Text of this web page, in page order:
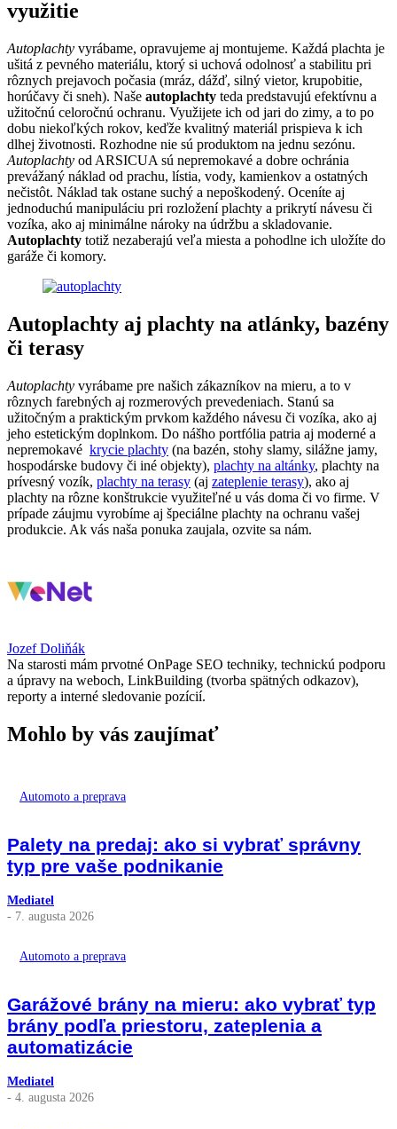
využitie
Autoplachty vyrábame, opravujeme aj montujeme. Každá plachta je
ušitá z pevného materiálu, ktorý si uchová odolnosť a stabilitu pri
rôznych prejavoch počasia (mráz, dážď, silný vietor, krupobitie,
horúčavy či sneh). Naše autoplachty teda predstavujú efektívnu a
užitočnú celoročnú ochranu. Využijete ich od jari do zimy, a to po
dobu niekoľkých rokov, keďže kvalitný materiál prispieva k ich
dlhej životnosti. Rozhodne nie sú produktom na jednu sezónu.
Autoplachty od ARSICUA sú nepremokavé a dobre ochránia
prevážaný náklad od prachu, lístia, vody, kamienkov a ostatných
nečistôt. Náklad tak ostane suchý a nepoškodený. Oceníte aj
jednoduchú manipuláciu pri rozložení plachty a prikrytí návesu či
vozíka, ako aj minimálne nároky na údržbu a skladovanie.
Autoplachty totiž nezaberajú veľa miesta a pohodlne ich uložíte do
garáže či komory.
Autoplachty aj plachty na atlánky, bazény
či terasy
Autoplachty vyrábame pre našich zákazníkov na mieru, a to v
rôznych farebných aj rozmerových prevedeniach. Stanú sa
užitočným a praktickým prvkom každého návesu či vozíka, ako aj
jeho estetickým doplnkom. Do nášho portfólia patria aj moderné a
nepremokavé krycie plachty (na bazén, stohy slamy, silážne jamy,
hospodárske budovy či iné objekty), plachty na altánky, plachty na
prívesný vozík, plachty na terasy (aj zateplenie terasy), ako aj
plachty na rôzne konštrukcie využiteľné u vás doma či vo firme. V
prípade záujmu vyrobíme aj špeciálne plachty na ochranu vašej
produkcie. Ak vás naša ponuka zaujala, ozvite sa nám.
Jozef Doliňák
Na starosti mám prvotné OnPage SEO techniky, technickú podporu
a úpravy na weboch, LinkBuilding (tvorba spätných odkazov),
reporty a interné sledovanie pozícií.
Mohlo by vás zaujímať
Automoto a preprava
Palety na predaj: ako si vybrať správny
typ pre vaše podnikanie
Mediatel
- 7. augusta 2026
Automoto a preprava
Garážové brány na mieru: ako vybrať typ
brány podľa priestoru, zateplenia a
automatizácie
Mediatel
- 4. augusta 2026